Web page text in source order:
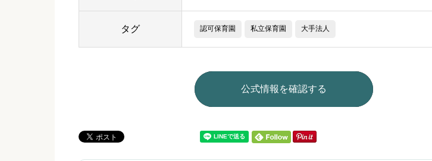
タグ 認可保育園 私立保育園 大手法人
公式情報を確認する